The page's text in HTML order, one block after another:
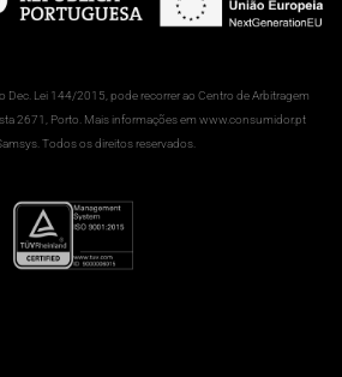
Dec. Lei 144/2015, pode recorrer ao Centro de Arbitragem
2671, Porto. Mais informações em www.consumidor.pt
Todos os direitos reservados.